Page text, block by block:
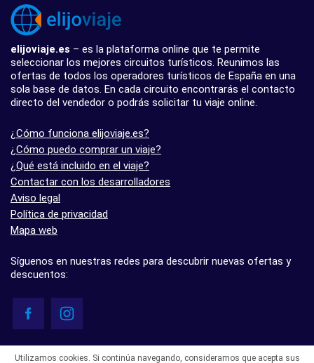
elijoviaje.es – es la plataforma online que te permite
seleccionar los mejores circuitos turísticos. Reunimos las
ofertas de todos los operadores turísticos de España en una
sola base de datos. En cada circuito encontrarás el contacto
directo del vendedor o podrás solicitar tu viaje online.
¿Cómo funciona elijoviaje.es?
¿Cómo puedo comprar un viaje?
¿Qué está incluido en el viaje?
Contactar con los desarrolladores
Aviso legal
Política de privacidad
Mapa web
Síguenos en nuestras redes para descubrir nuevas ofertas y
descuentos:
- 5.0 basado en 7 opiniones
Utilizamos cookies. Si continúa navegando, consideramos que acepta sus